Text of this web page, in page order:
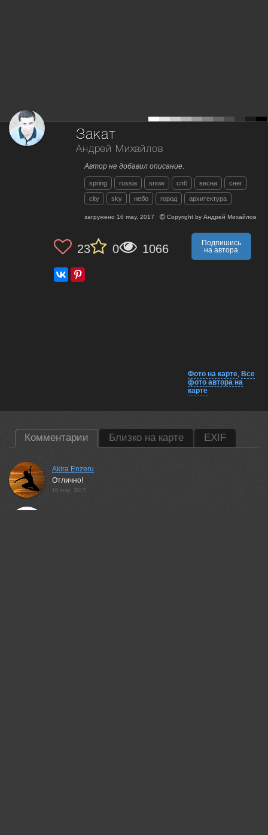
Закат
Андрей Михайлов
Автор не добавил описание.
spring russia snow спб весна снег
city sky небо город архитектура
загружено 16 may, 2017 Copyright by Андрей Михайлов
23 0 1066
Подпишись
на автора
Фото на карте, Все
фото автора на
карте
Комментарии Близко на карте EXIF
Akira Enzeru
Отлично!
16 may, 2017